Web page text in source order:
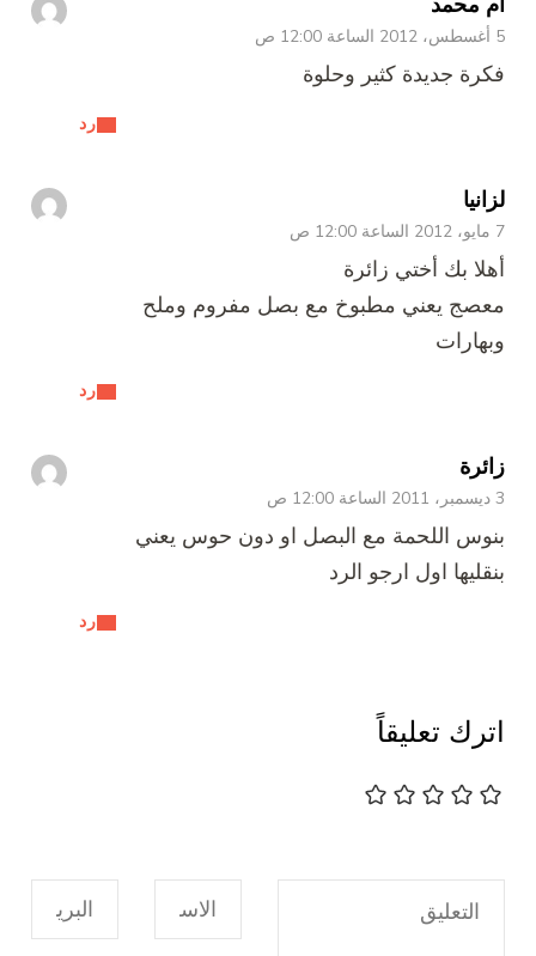
5 أغسطس، 2012 الساعة 12:00 ص
رد
فكرة جديدة كثير وحلوة
لزانيا
7 مايو، 2012 الساعة 12:00 ص
رد
أهلا بك أختي زائرة
معصج يعني مطبوخ مع بصل مفروم وملح
وبهارات
زائرة
3 ديسمبر، 2011 الساعة 12:00 ص
رد
بنوس اللحمة مع البصل او دون حوس يعني
بنقليها اول ارجو الرد
اترك تعليقاً